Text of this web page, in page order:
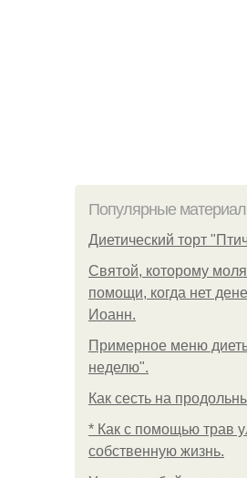
Популярные
Диетический торт
Святой, которому
помощи, когда нет
Иоанн.
Примерное меню
неделю".
Как сесть на
* Как с помощью трав
собственную жизнь.